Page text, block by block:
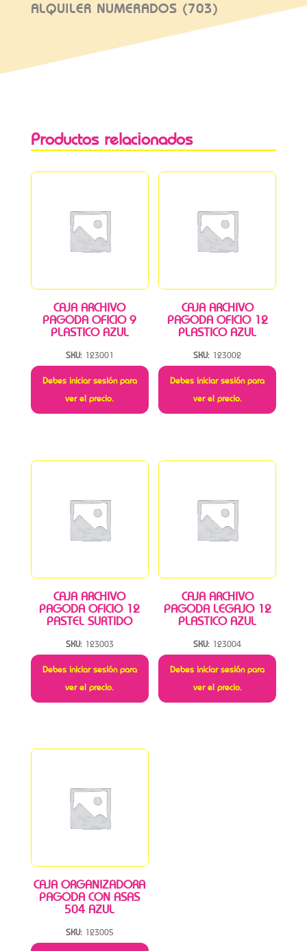
ALQUILER NUMERADOS (703)
Productos relacionados
CAJA ARCHIVO
PAGODA OFICIO 9
PLASTICO AZUL
SKU: 123001
Debes iniciar sesión para
ver el precio.
CAJA ARCHIVO
PAGODA OFICIO 12
PLASTICO AZUL
SKU: 123002
Debes iniciar sesión para
ver el precio.
CAJA ARCHIVO
PAGODA OFICIO 12
PASTEL SURTIDO
SKU: 123003
Debes iniciar sesión para
ver el precio.
CAJA ARCHIVO
PAGODA LEGAJO 12
PLASTICO AZUL
SKU: 123004
Debes iniciar sesión para
ver el precio.
CAJA ORGANIZADORA
PAGODA CON ASAS
504 AZUL
SKU: 123005